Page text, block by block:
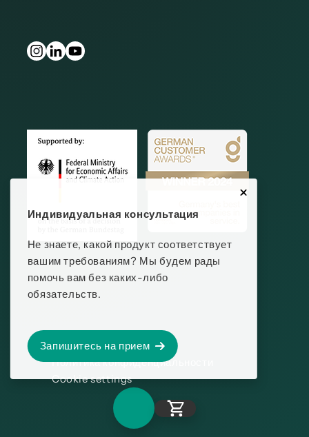
Индивидуальная консультация
Не знаете, какой продукт соответствует
вашим требованиям? Мы будем рады
помочь вам без каких-либо
обязательств.
Запишитесь на прием
ВЫХОДНЫЕ ДАННЫЕ
Политика конфиденциальности
Cookie settings